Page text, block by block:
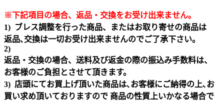
※下記項目の場合、返品・交換をお受け出来ません｡
1) ブレス調整を行った商品、またはお取り寄せの商品は
返品､交換は一切お受け出来ませんのでご了承下さい。
2)
返品・交換の場合、送料及び返金の際の振込み手数料は、
お客様のご負担とさせて頂きます。
3) 店頭にてお買上げ頂いた商品は､お客様にご納得の上､お
買い求め頂いておりますので 商品の性質上いかなる場合で